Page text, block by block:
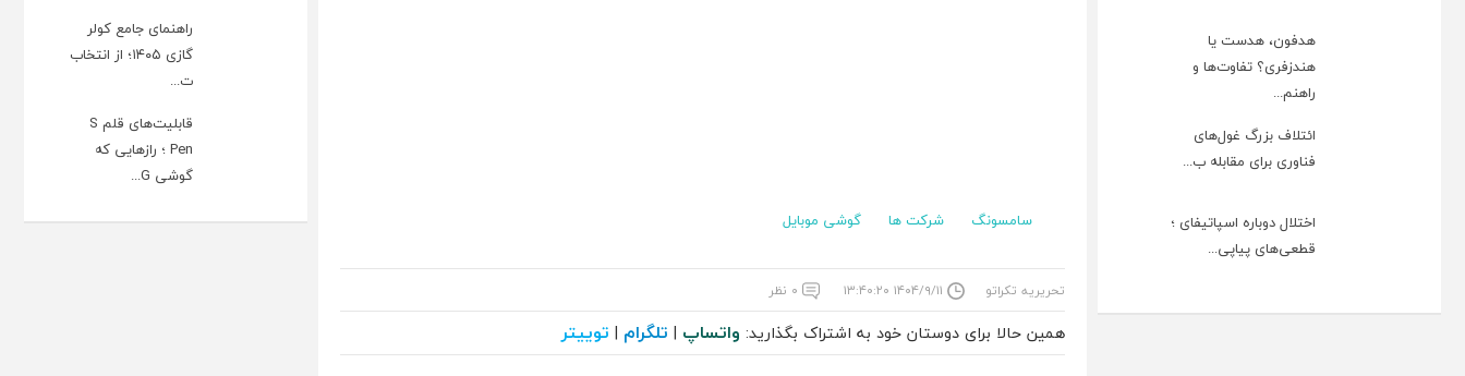
هدفون، هدست یا
هندزفری؟ تفاوت‌ها و
راهنم...
ائتلاف بزرگ غول‌های
فناوری برای مقابله ب...
اختلال دوباره اسپاتیفای ؛
قطعی‌های پیاپی...
سامسونگ شرکت ها گوشی موبایل
تحریریه تکراتو ۱۴۰۴/۹/۱۱ ۱۳:۴۰:۲۰ ۰ نظر
همین حالا برای دوستان خود به اشتراک بگذارید: واتساپ | تلگرام | توییتر
راهنمای جامع کولر
گازی ۱۴۰۵؛ از انتخاب
ت...
قابلیت‌های قلم S
Pen ؛ رازهایی که
گوشی G...